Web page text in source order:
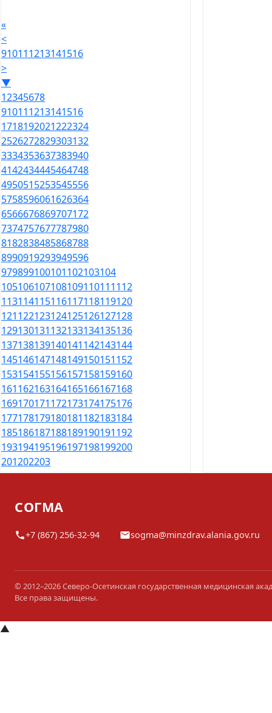
«
<
910111213141516
>
▼
12345678
910111213141516
1718192021222324
2526272829303132
3334353637383940
4142434445464748
4950515253545556
5758596061626364
6566676869707172
7374757677787980
8182838485868788
8990919293949596
979899100101102103104
105106107108109110111112
113114115116117118119120
121122123124125126127128
129130131132133134135136
137138139140141142143144
145146147148149150151152
153154155156157158159160
161162163164165166167168
169170171172173174175176
177178179180181182183184
185186187188189190191192
193194195196197198199200
201202203
СОГМА
+7 (867) 256-32-94 sogma@minzdrav.alania.gov.ru
© 2012–2026 Северо-Осетинская государственная медицинская
Все права защищены.
▲